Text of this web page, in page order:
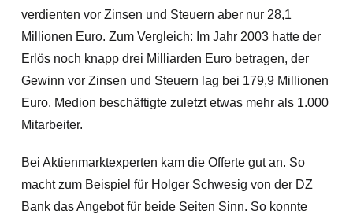
verdienten vor Zinsen und Steuern aber nur 28,1
Millionen Euro. Zum Vergleich: Im Jahr 2003 hatte der
Erlös noch knapp drei Milliarden Euro betragen, der
Gewinn vor Zinsen und Steuern lag bei 179,9 Millionen
Euro. Medion beschäftigte zuletzt etwas mehr als 1.000
Mitarbeiter.
Bei Aktienmarktexperten kam die Offerte gut an. So
macht zum Beispiel für Holger Schwesig von der DZ
Bank das Angebot für beide Seiten Sinn. So konnte